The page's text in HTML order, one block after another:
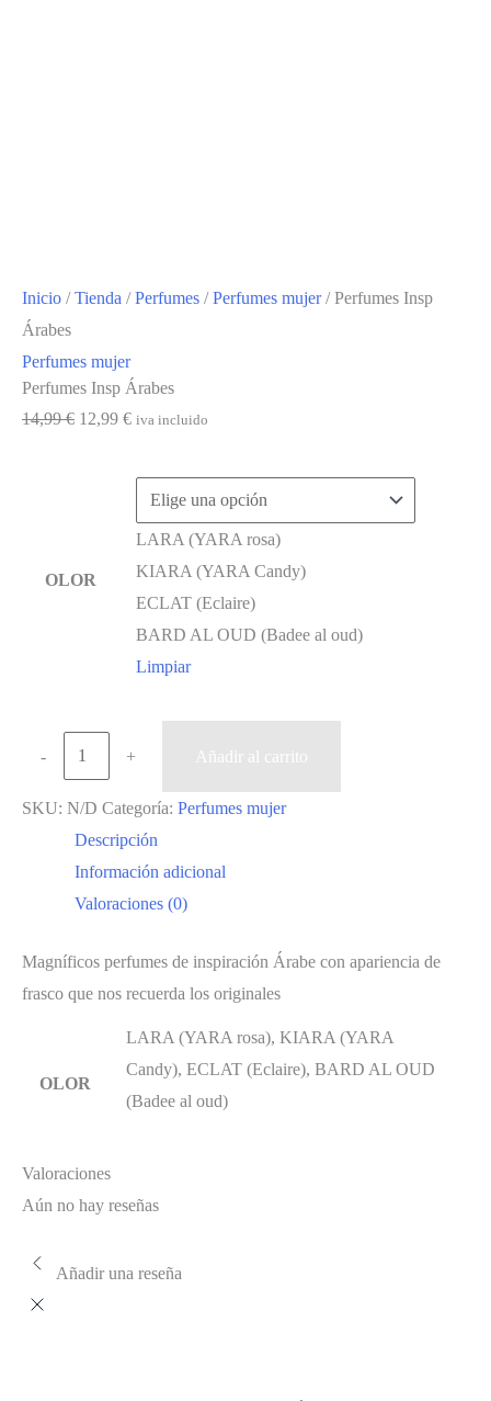
Inicio /Tienda /Perfumes /Perfumes mujer/ Perfumes Insp
Árabes
Perfumes mujer
Perfumes Insp Árabes
14,99€ El
12,99 €El
actual
12,99 €.
iva incluido
OLOR
LARA (YARA rosa)
KIARA (YARA Candy)
ECLAT (Eclaire)
BARD AL OUD (Badee al oud)
Limpiar
-
Perfumes
Árabes
cantidad
+ Añadir al carrito
SKU: N/D Categoría: Perfumes mujer
Descripción
Información adicional
Valoraciones (0)
Magníficos perfumes de inspiración Árabe con apariencia de
frasco que nos recuerda los originales
OLOR
LARA (YARA rosa), KIARA (YARA
Candy), ECLAT (Eclaire), BARD AL OUD
(Badee al oud)
Valoraciones
Aún no hay reseñas
Añadir una reseña